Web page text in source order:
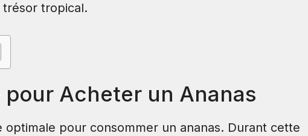
trésor tropical.
pour Acheter un Ananas
optimale pour consommer un ananas. Durant cette